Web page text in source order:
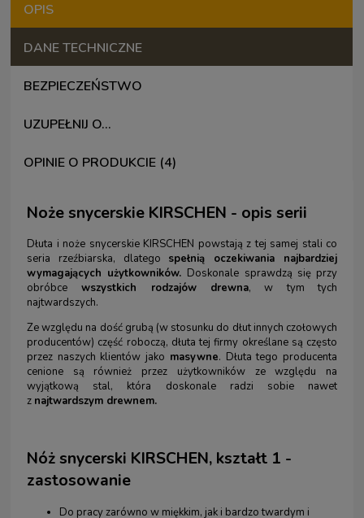
OPIS
DANE TECHNICZNE
BEZPIECZEŃSTWO
UZUPEŁNIJ O...
OPINIE O PRODUKCIE (4)
Noże snycerskie KIRSCHEN - opis serii
Dłuta i noże snycerskie KIRSCHEN powstają z tej samej stali co
seria rzeźbiarska, dlatego spełnią oczekiwania najbardziej
wymagających użytkowników. Doskonale sprawdzą się przy
obróbce wszystkich rodzajów drewna, w tym tych
najtwardszych.
Ze względu na dość grubą (w stosunku do dłut innych czołowych
producentów) część roboczą, dłuta tej firmy określane są często
przez naszych klientów jako masywne. Dłuta tego producenta
cenione są również przez użytkowników ze względu na
wyjątkową stal, która doskonale radzi sobie nawet
z najtwardszym drewnem.
Nóż snycerski KIRSCHEN, kształt 1 -
zastosowanie
Do pracy zarówno w miękkim, jak i bardzo twardym i